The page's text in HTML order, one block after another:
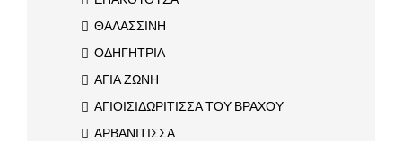
ΘΑΛΑΣΣΙΝΗ
ΟΔΗΓΗΤΡΙΑ
ΑΓΙΑ ΖΩΝΗ
ΑΓΙΟΙΣΙΔΩΡΙΤΙΣΣΑ ΤΟΥ ΒΡΑΧΟΥ
ΑΡΒΑΝΙΤΙΣΣΑ